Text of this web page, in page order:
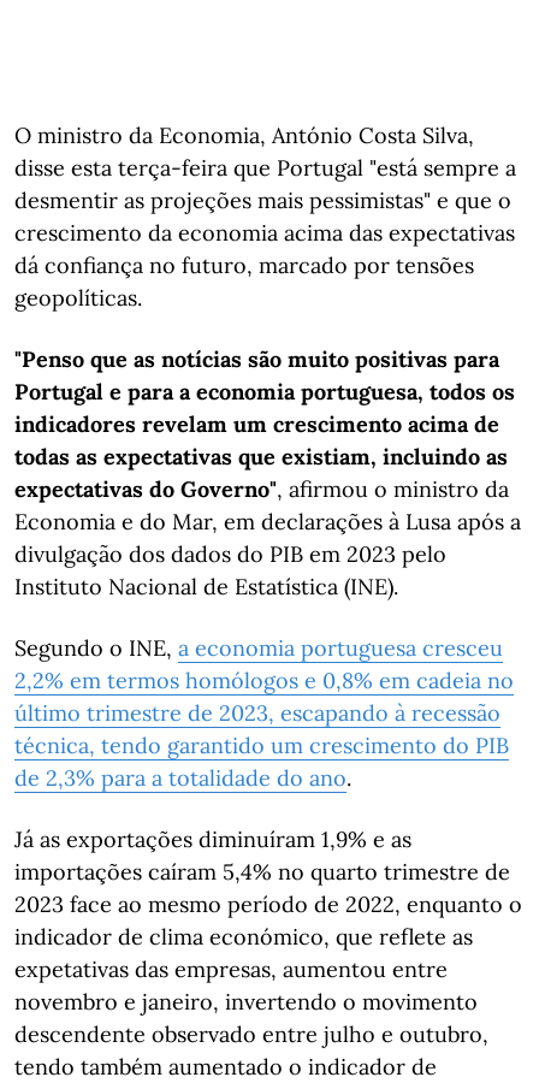
O ministro da Economia, António Costa Silva,
disse esta terça-feira que Portugal "está sempre a
desmentir as projeções mais pessimistas" e que o
crescimento da economia acima das expectativas
dá confiança no futuro, marcado por tensões
geopolíticas.
"Penso que as notícias são muito positivas para
Portugal e para a economia portuguesa, todos os
indicadores revelam um crescimento acima de
todas as expectativas que existiam, incluindo as
expectativas do Governo", afirmou o ministro da
Economia e do Mar, em declarações à Lusa após a
divulgação dos dados do PIB em 2023 pelo
Instituto Nacional de Estatística (INE).
Segundo o INE, a economia portuguesa cresceu
2,2% em termos homólogos e 0,8% em cadeia no
último trimestre de 2023, escapando à recessão
técnica, tendo garantido um crescimento do PIB
de 2,3% para a totalidade do ano.
Já as exportações diminuíram 1,9% e as
importações caíram 5,4% no quarto trimestre de
2023 face ao mesmo período de 2022, enquanto o
indicador de clima económico, que reflete as
expetativas das empresas, aumentou entre
novembro e janeiro, invertendo o movimento
descendente observado entre julho e outubro,
tendo também aumentado o indicador de